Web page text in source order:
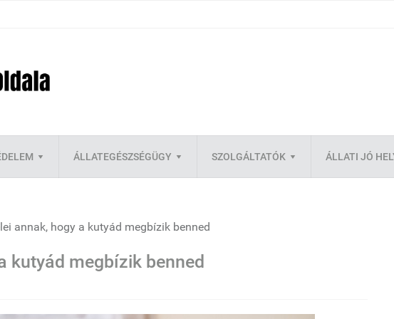
ÁLLATEGÉSZSÉGÜGY SZOLGÁLTATÓK ÁLLATI JÓ
annak, hogy a kutyád megbízik benned
kutyád megbízik benned